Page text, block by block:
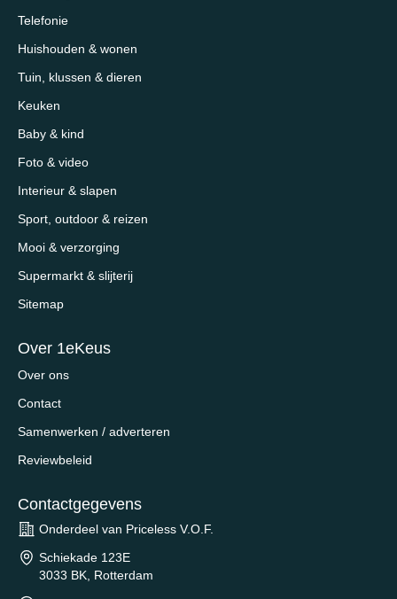
Telefonie
Huishouden & wonen
Tuin, klussen & dieren
Keuken
Baby & kind
Foto & video
Interieur & slapen
Sport, outdoor & reizen
Mooi & verzorging
Supermarkt & slijterij
Sitemap
Over 1eKeus
Over ons
Contact
Samenwerken / adverteren
Reviewbeleid
Contactgegevens
Onderdeel van Priceless V.O.F.
Schiekade 123E
3033 BK, Rotterdam